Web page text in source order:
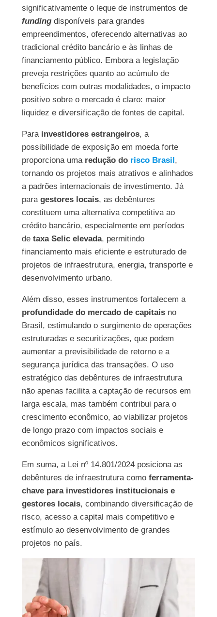
significativamente o leque de instrumentos de
fundingdisponíveis para grandes
empreendimentos, oferecendo alternativas ao
tradicional crédito bancário e às linhas de
financiamento público. Embora a legislação
preveja restrições quanto ao acúmulo de
benefícios com outras modalidades, o impacto
positivo sobre o mercado é claro: maior
liquidez e diversificação de fontes de capital.
Para investidores estrangeiros, a
possibilidade de exposição em moeda forte
proporciona uma redução do risco Brasil,
tornando os projetos mais atrativos e alinhados
a padrões internacionais de investimento. Já
para gestores locais, as debêntures
constituem uma alternativa competitiva ao
crédito bancário, especialmente em períodos
de taxa Selic elevada, permitindo
financiamento mais eficiente e estruturado de
projetos de infraestrutura, energia, transporte e
desenvolvimento urbano.
Além disso, esses instrumentos fortalecem a
profundidade do mercado de capitaisno
Brasil, estimulando o surgimento de operações
estruturadas e securitizações, que podem
aumentar a previsibilidade de retorno e a
segurança jurídica das transações. O uso
estratégico das debêntures de infraestrutura
não apenas facilita a captação de recursos em
larga escala, mas também contribui para o
crescimento econômico, ao viabilizar projetos
de longo prazo com impactos sociais e
econômicos significativos.
Em suma, a Lei nº 14.801/2024 posiciona as
debêntures de infraestrutura como ferramenta-
chave para investidores institucionais e
gestores locais, combinando diversificação de
risco, acesso a capital mais competitivo e
estímulo ao desenvolvimento de grandes
projetos no país.